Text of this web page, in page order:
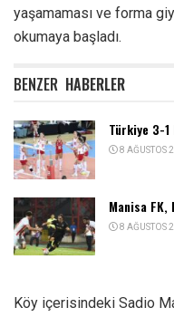
yaşamaması ve forma
okumaya başladı.
BENZER HABERLER
Türkiye 3-1
8 AĞUSTOS
Manisa FK,
8 AĞUSTOS
Köy içerisindeki Sadio